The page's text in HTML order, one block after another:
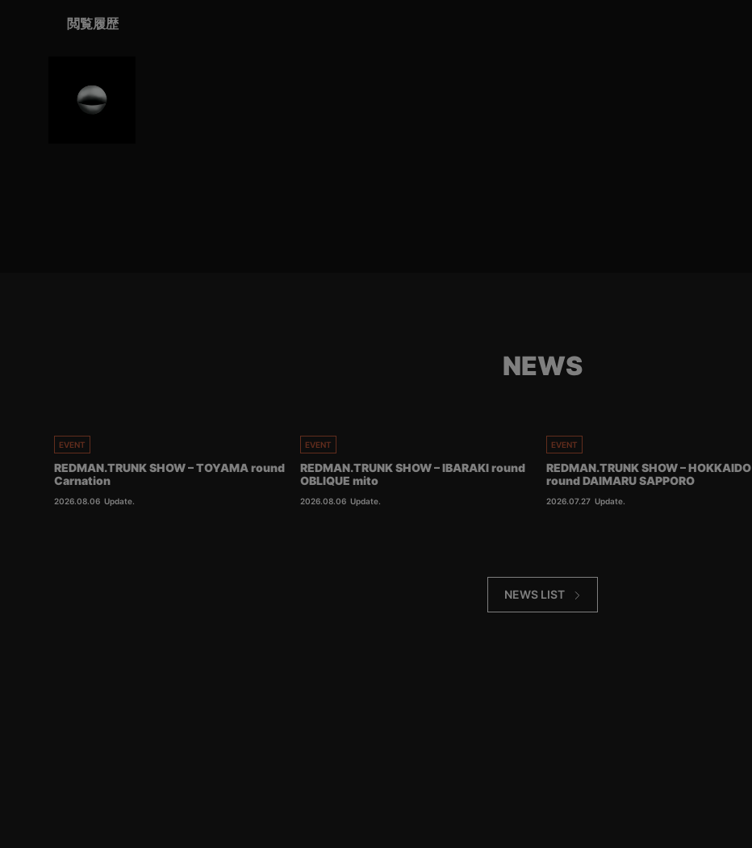
閲覧履歴
NEWS
EVENT
REDMAN.TRUNK SHOW – TOYAMA round
Carnation
2026.08.06 Update.
EVENT
REDMAN.TRUNK SHOW – IBARAKI round
OBLIQUE mito
2026.08.06 Update.
EVENT
REDMAN.TRUNK SHOW – HOKKAIDO
round DAIMARU SAPPORO
2026.07.27 Update.
NEWS LIST